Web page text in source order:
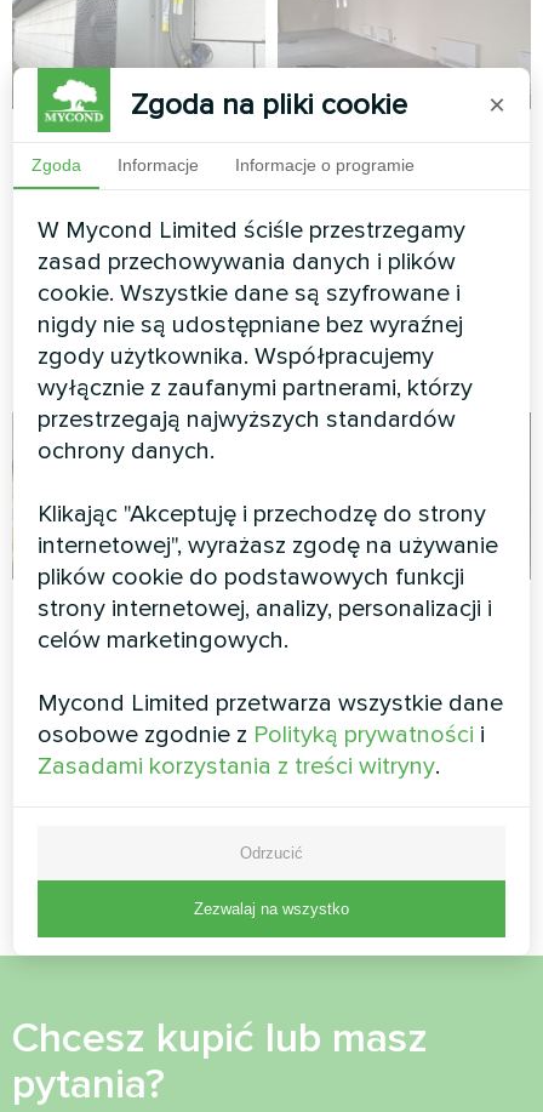
Wolnostojąca willa z
pompami ciepła
BeeHeat
Pompy ciepła Mycond Split z
serii BeeHeat zapewniają
wydajne ogrzewanie i
chłodzenie przez cały rok
z wentylatorami
Klimakonwektory ścienne
Mycond zapewniają wydajne
ogrzewanie i chłodzenie
dużych pomieszczeń
SPA
Pompа ciepła split, seria
Dom szeregowy z
BeeHeat
Pompy ciepła Mycond Split
serii BeeHeat zapewniają
Chcesz kupić lub masz
pytania?
Zgoda na pliki cookie ×
Zgoda Informacje Informacje o programie
W Mycond Limited ściśle przestrzegamy
zasad przechowywania danych i plików
cookie. Wszystkie dane są szyfrowane i
nigdy nie są udostępniane bez wyraźnej
zgody użytkownika. Współpracujemy
wyłącznie z zaufanymi partnerami, którzy
przestrzegają najwyższych standardów
ochrony danych.
Klikając "Akceptuję i przechodzę do strony
internetowej", wyrażasz zgodę na używanie
plików cookie do podstawowych funkcji
strony internetowej, analizy, personalizacji i
celów marketingowych.
Mycond Limited przetwarza wszystkie dane
osobowe zgodnie z Polityką prywatności i
Zasadami korzystania z treści witryny.
Odrzucić
Zezwalaj na wszystko